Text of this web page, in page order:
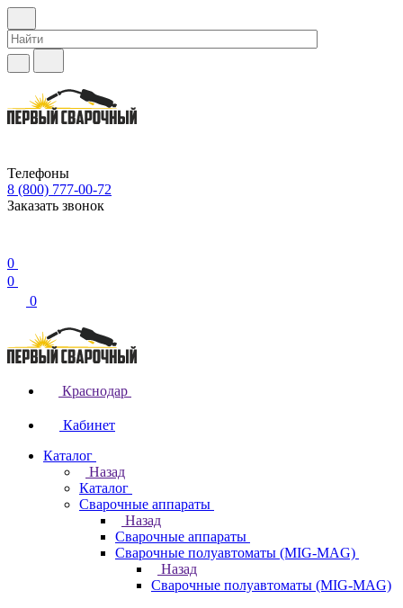
Телефоны
8 (800) 777-00-72
Заказать звонок
0
0
0
Краснодар
Кабинет
Каталог
Назад
Каталог
Сварочные аппараты
Назад
Сварочные аппараты
Сварочные полуавтоматы (MIG-MAG)
Назад
Сварочные полуавтоматы (MIG-MAG)